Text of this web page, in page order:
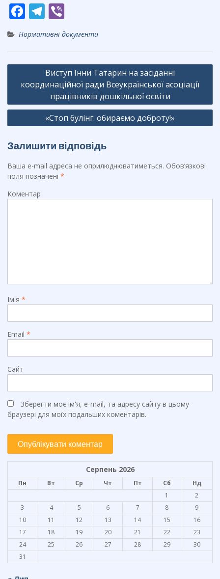
F
e
b
o
k
T
e
gr
a
m
b
er
Нормативні документи
Навігація
записів
Виступ Інни Татарин на засіданні
координаційної ради Всеукраїнської асоціації
працівників дошкільної освіти
«Стоп булінг: обираємо доброту!»
Залишити відповідь
Ваша e-mail адреса не оприлюднюватиметься. Обов’язкові
поля позначені *
Коментар
Ім'я *
Email *
Сайт
Зберегти моє ім'я, e-mail, та адресу сайту в цьому
браузері для моїх подальших коментарів.
Серпень 2026
Пн Вт Ср Чт Пт Сб
Нд
1
2
3
4 5 6 7 8
9
10
11 12 13 14 15
16
17
18 19 20 21 22
23
24
25 26 27 28 29
30
31